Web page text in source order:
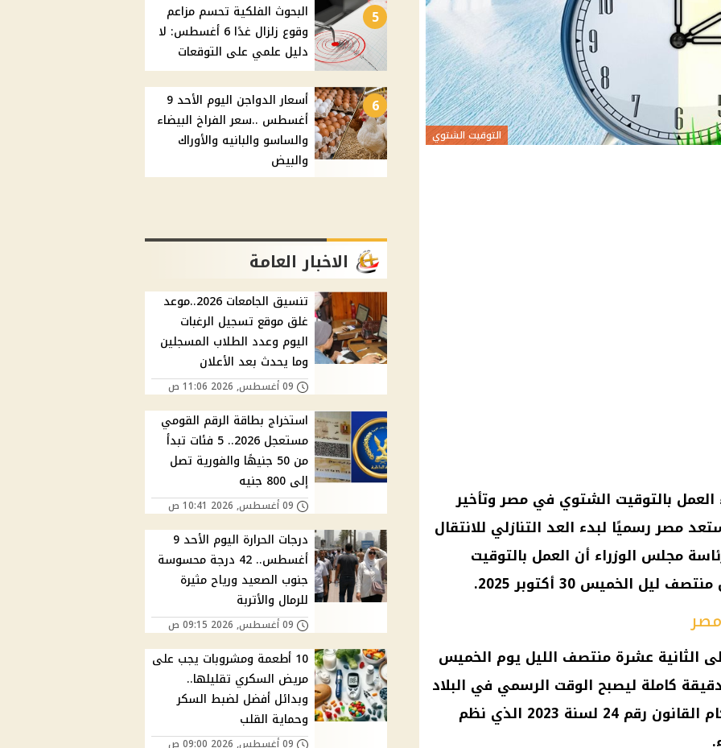
التوقيت الشتوي
بالتوقيت الشتوي في مصر وتأخير
حيث تستعد مصر رسميًا لبدء العد التنازلي للانتقال
مجلس الوزراء أن العمل بالتوقيت
الخميس 30 أكتوبر 2025.
الثانية عشرة منتصف الليل يوم الخميس
سيتم تأخير التوقيت 60 دقيقة كاملة ليصبح الوقت الرسمي في البلاد
الحادية عشرة مساءً، تنفيذًا لأحكام القانون رقم 24 لسنة 2023 الذي نظم
5
البحوث الفلكية تحسم مزاعم
وقوع زلزال غدًا 6 أغسطس: لا
دليل علمي على التوقعات
6
أسعار الدواجن اليوم الأحد 9
أغسطس ..سعر الفراخ البيضاء
والساسو والبانيه والأوراك
والبيض
الاخبار العامة
تنسيق الجامعات 2026..موعد
غلق موقع تسجيل الرغبات
اليوم وعدد الطلاب المسجلين
وما يحدث بعد الأعلان
09 أغسطس, 2026 11:06 ص
استخراج بطاقة الرقم القومي
مستعجل 2026.. 5 فئات تبدأ
من 50 جنيهًا والفورية تصل
إلى 800 جنيه
09 أغسطس, 2026 10:41 ص
درجات الحرارة اليوم الأحد 9
أغسطس.. 42 درجة محسوسة
جنوب الصعيد ورياح مثيرة
للرمال والأتربة
09 أغسطس, 2026 09:15 ص
10 أطعمة ومشروبات يجب على
مريض السكري تقليلها..
وبدائل أفضل لضبط السكر
وحماية القلب
09 أغسطس, 2026 09:00 ص